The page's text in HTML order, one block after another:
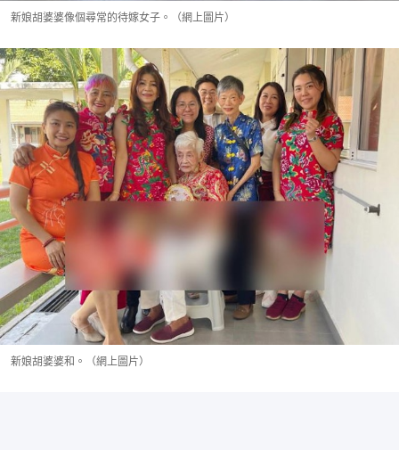
新娘胡婆婆像個尋常的待嫁女子。（網上圖片）
新娘胡婆婆和。（網上圖片）